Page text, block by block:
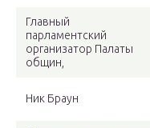
Главный
парламентский
организатор Палаты
общин,
Ник Браун